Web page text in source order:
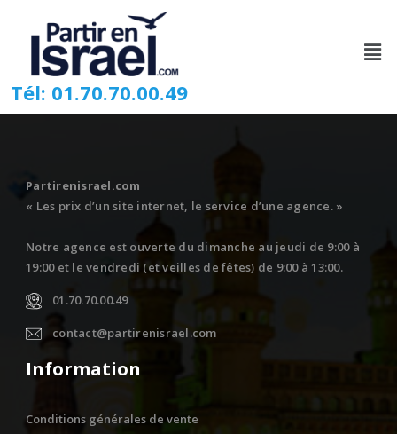
Tél: 01.70.70.00.49
Partirenisrael.com
« Les prix d’un site internet, le service d’une agence. »
Notre agence est ouverte du dimanche au jeudi de 9:00 à
19:00 et le vendredi (et veilles de fêtes) de 9:00 à 13:00.
01.70.70.00.49
contact@partirenisrael.com
Information
Conditions générales de vente